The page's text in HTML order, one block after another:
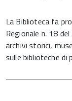
La Biblioteca fa
Regionale n. 18
archivi storici,
sulle biblioteche di